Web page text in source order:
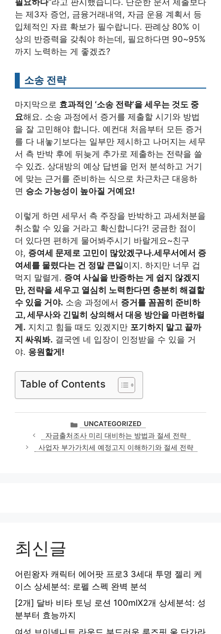
는 제3자 증언, 금융거래내역, 자금 운용 계획서 등
입체적인 자료 확보가 필수랍니다. 판례상 80% 이
상의 반증력을 갖춰야 하는데, 필요하다면 90~95%
까지 노력하는 게 좋겠죠?
소송 전략
마지막으로 효과적인 ‘소송 전략’을 세우는 것도 중
요해요. 소송 과정에서 증거를 제출할 시기와 방법
을 잘 고민해야 합니다. 예컨대 처음부터 모든 증거
를 다 내놓기보다는 일부만 제시하고 나머지는 세무
서 측 반박 후에 뒤늦게 추가로 제출하는 전략을 쓸
수 있죠. 상대방의 예상 답변을 먼저 분석하고 거기
에 맞는 근거를 준비하는 식으로 차근차근 대응하
면 승소 가능성이 높아질 거예요!
이렇게 하면 세무서 측 주장을 반박하고 과세처분을
취소할 수 있을 거라고 확신합니다?! 궁금한 점이
더 있다면 편하게 물어봐주시기 바랄게요~친구
야, 증여세 문제로 고민이 많았겠구나.세무서에서 증
여세를 물렸다는 건 정말 큰일이지. 하지만 너무 겁
먹지 말렬게. 증여 사실을 반증하는 게 쉽지 않겠지
만, 전략을 세우고 열심히 노력한다면 충분히 해결할
수 있을 거야. 소송 과정에서 증거를 꼼꼼히 준비하
고, 세무사와 긴밀히 상의해서 대응 방안을 마련하렬
게. 지치고 힘들 때도 있겠지만 포기하지 말고 끝까
지 싸워봐. 결국엔 네 입장이 인정받을 수 있을 거
야. 응원할게!
Table of Contents
카
테
고
리
UNCATEGORIZED
자금출처조사 미리 대비하는 방법과 절세 전략
사업자 부가가치세 예정고지 이해하기와 절세 전략
최신글
어린왕자 캐릭터 에어팟 프로3 3세대 투명 젤리 케
이스 상세분석: 로펠 스펙 완벽 분석
[2개] 달바 비타 토닝 로션 100mlX2개 상세분석: 성
분부터 효능까지
여성 브이넥니트 라운드 부드러운 루즈핏 울 단가라